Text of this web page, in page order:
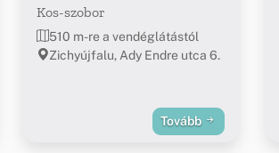
Kos-szobor
510 m-re a vendéglátástól
Zichyújfalu, Ady Endre utca 6.
Tovább